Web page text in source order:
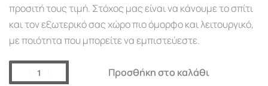
προσιτή τους τιμή. Στόχος μας είναι να κάνουμε το σπίτι
και τον εξωτερικό σας χώρο πιο όμορφο και λειτουργικό,
με ποιότητα που μπορείτε να εμπιστεύεστε.
Προσθήκη στο καλάθι